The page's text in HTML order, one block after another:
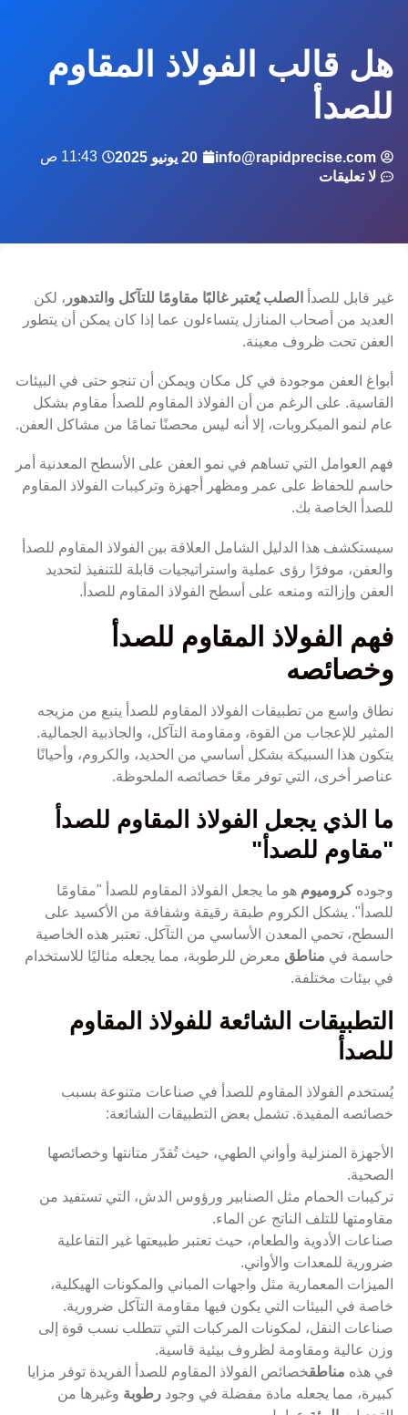
هل قالب الفولاذ المقاوم
للصدأ
info@rapidprecise.com 20 يونيو 2025
11:43 ص
لا تعليقات
غير قابل للصدأ الصلب يُعتبر غالبًا مقاومًا للتآكل والتدهور ، لكن
العديد من أصحاب المنازل يتساءلون عما إذا كان يمكن أن يتطور
العفن تحت ظروف معينة.
أبواغ العفن موجودة في كل مكان ويمكن أن تنجو حتى في البيئات
القاسية. على الرغم من أن الفولاذ المقاوم للصدأ مقاوم بشكل
عام لنمو الميكروبات، إلا أنه ليس محصنًا تمامًا من مشاكل العفن.
فهم العوامل التي تساهم في نمو العفن على الأسطح المعدنية أمر
حاسم للحفاظ على عمر ومظهر أجهزة وتركيبات الفولاذ المقاوم
للصدأ الخاصة بك.
سيستكشف هذا الدليل الشامل العلاقة بين الفولاذ المقاوم للصدأ
والعفن، موفرًا رؤى عملية واستراتيجيات قابلة للتنفيذ لتحديد
العفن وإزالته ومنعه على أسطح الفولاذ المقاوم للصدأ.
فهم الفولاذ المقاوم للصدأ
وخصائصه
نطاق واسع من تطبيقات الفولاذ المقاوم للصدأ ينبع من مزيجه
المثير للإعجاب من القوة، ومقاومة التآكل، والجاذبية الجمالية.
يتكون هذا السبيكة بشكل أساسي من الحديد، والكروم، وأحيانًا
عناصر أخرى، التي توفر معًا خصائصه الملحوظة.
ما الذي يجعل الفولاذ المقاوم للصدأ
"مقاوم للصدأ"
وجوده كروميومهو ما يجعل الفولاذ المقاوم للصدأ "مقاومًا
للصدأ". يشكل الكروم طبقة رقيقة وشفافة من الأكسيد على
السطح، تحمي المعدن الأساسي من التآكل. تعتبر هذه الخاصية
حاسمة في مناطقمعرض للرطوبة، مما يجعله مثاليًا للاستخدام
في بيئات مختلفة.
التطبيقات الشائعة للفولاذ المقاوم
للصدأ
يُستخدم الفولاذ المقاوم للصدأ في صناعات متنوعة بسبب
خصائصه المفيدة. تشمل بعض التطبيقات الشائعة:
الأجهزة المنزلية وأواني الطهي، حيث تُقدّر متانتها وخصائصها
الصحية.
تركيبات الحمام مثل الصنابير ورؤوس الدش، التي تستفيد من
مقاومتها للتلف الناتج عن الماء.
صناعات الأدوية والطعام، حيث تعتبر طبيعتها غير التفاعلية
ضرورية للمعدات والأواني.
الميزات المعمارية مثل واجهات المباني والمكونات الهيكلية،
خاصة في البيئات التي يكون فيها مقاومة التآكل ضرورية.
صناعات النقل، لمكونات المركبات التي تتطلب نسب قوة إلى
وزن عالية ومقاومة لظروف بيئية قاسية.
في هذه مناطقخصائص الفولاذ المقاوم للصدأ الفريدة توفر مزايا
كبيرة، مما يجعله مادة مفضلة في وجود رطوبةوغيرها من